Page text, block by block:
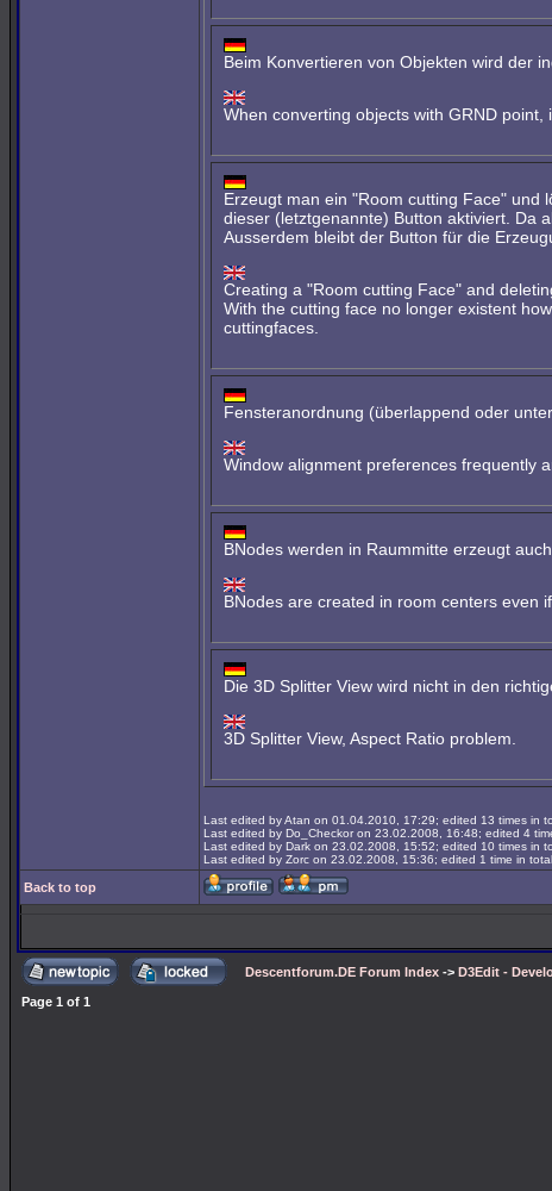
Beim Konvertieren von Objekten wird der
When converting objects with GRND
Erzeugt man ein "Room cutting Face" und
dieser (letztgenannte) Button aktiviert. Da
Ausserdem bleibt der Button für die
Creating a "Room cutting Face" and
With the cutting face no longer existent
cuttingfaces.
Fensteranordnung (überlappend oder
Window alignment preferences frequently
BNodes werden in Raummitte erzeugt
BNodes are created in room centers even
Die 3D Splitter View wird nicht in den
3D Splitter View, Aspect Ratio problem.
Last edited by Atan on 01.04.2010, 17:29; edited 13 times in
Last edited by Do_Checkor on 23.02.2008, 16:48; edited 4
Last edited by Dark on 23.02.2008, 15:52; edited 10 times in
Last edited by Zorc on 23.02.2008, 15:36; edited 1 time in total
Back to top
Descentforum.DE Forum Index -> D3Edit -
Page 1 of 1